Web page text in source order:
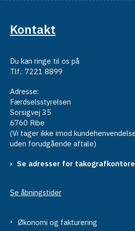
Kontakt
Du kan ringe til os på
Tlf.: 7221 8899
Adresse:
Færdselsstyrelsen
Sorsigvej 35
6760 Ribe
(Vi tager ikke imod
uden forudgående aftale)
Se adresser for
Se åbningstider
Økonomi og fakturering